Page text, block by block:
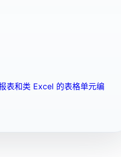
表和类 Excel 的表格单元编